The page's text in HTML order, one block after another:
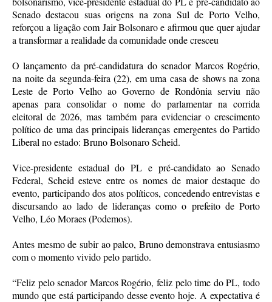
Senado destacou suas origens na zona Sul de Porto Velho,
reforçou a ligação com Jair Bolsonaro e afirmou que quer ajudar
a transformar a realidade da comunidade onde cresceu
O lançamento da pré-candidatura do senador Marcos Rogério,
na noite da segunda-feira (22), em uma casa de shows na zona
Leste de Porto Velho ao Governo de Rondônia serviu não
apenas para consolidar o nome do parlamentar na corrida
eleitoral de 2026, mas também para evidenciar o crescimento
político de uma das principais lideranças emergentes do Partido
Liberal no estado: Bruno Bolsonaro Scheid.
Vice-presidente estadual do PL e pré-candidato ao Senado
Federal, Scheid esteve entre os nomes de maior destaque do
evento, participando dos atos políticos, concedendo entrevistas e
discursando ao lado de lideranças como o prefeito de Porto
Velho, Léo Moraes (Podemos).
Antes mesmo de subir ao palco, Bruno demonstrava entusiasmo
com o momento vivido pelo partido.
“Feliz pelo senador Marcos Rogério, feliz pelo time do PL, todo
mundo que está participando desse evento hoje. A expectativa é